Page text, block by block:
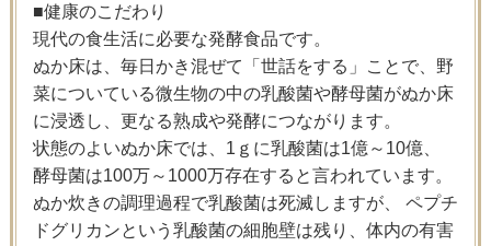
■健康のこだわり
現代の食生活に必要な発酵食品です。
ぬか床は、毎日かき混ぜて「世話をする」ことで、野
菜についている微生物の中の乳酸菌や酵母菌がぬか床
に浸透し、更なる熟成や発酵につながります。
状態のよいぬか床では、1ｇに乳酸菌は1億～10億、
酵母菌は100万～1000万存在すると言われています。
ぬか炊きの調理過程で乳酸菌は死滅しますが、 ペプチ
ドグリカンという乳酸菌の細胞壁は残り、体内の有害